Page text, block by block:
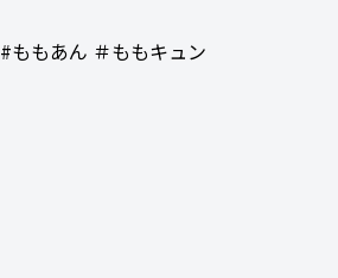
#ももあん ＃ももキュン